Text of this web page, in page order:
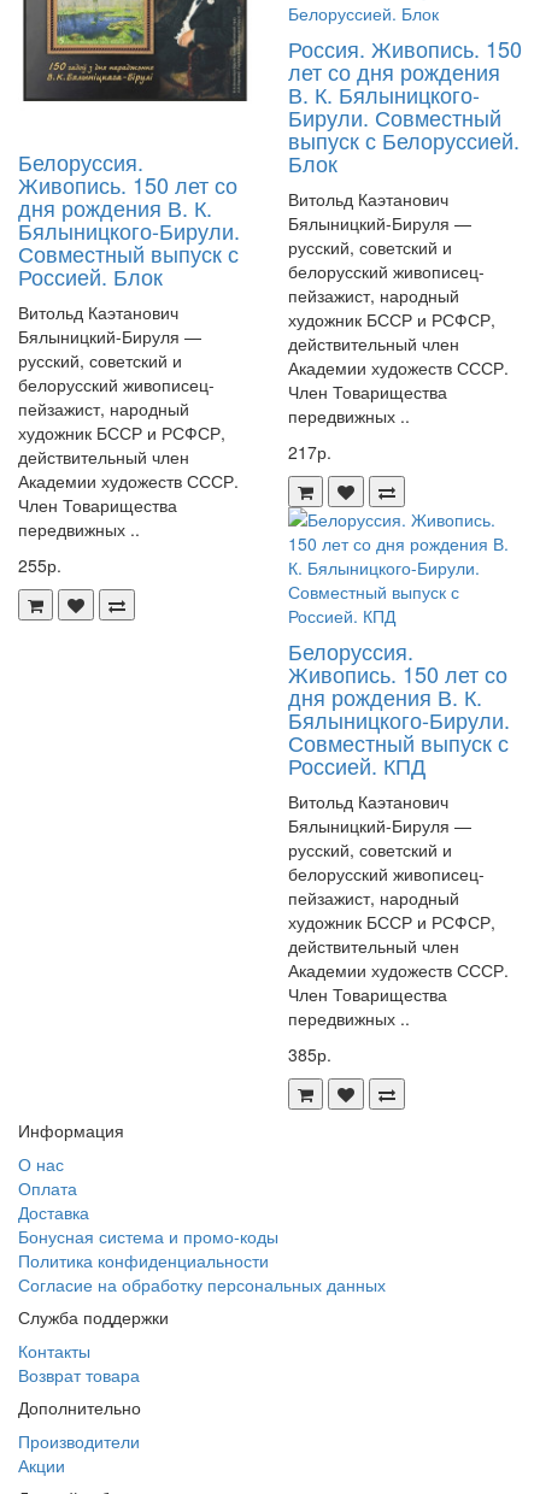
Белоруссия.
Живопись. 150 лет со
дня рождения В. К.
Бялыницкого-Бирули.
Совместный выпуск с
Россией. Блок
Витольд Каэтанович
Бялыницкий-Бируля —
русский, советский и
белорусский живописец-
пейзажист, народный
художник БССР и РСФСР,
действительный член
Академии художеств СССР.
Член Товарищества
передвижных ..
255р.
Россия. Живопись. 150
лет со дня рождения
В. К. Бялыницкого-
Бирули. Совместный
выпуск с Белоруссией.
Блок
Витольд Каэтанович
Бялыницкий-Бируля —
русский, советский и
белорусский живописец-
пейзажист, народный
художник БССР и РСФСР,
действительный член
Академии художеств СССР.
Член Товарищества
передвижных ..
217р.
Белоруссия.
Живопись. 150 лет со
дня рождения В. К.
Бялыницкого-Бирули.
Совместный выпуск с
Россией. КПД
Витольд Каэтанович
Бялыницкий-Бируля —
русский, советский и
белорусский живописец-
пейзажист, народный
художник БССР и РСФСР,
действительный член
Академии художеств СССР.
Член Товарищества
передвижных ..
385р.
Информация
О нас
Оплата
Доставка
Бонусная система и промо-коды
Политика конфиденциальности
Согласие на обработку персональных данных
Служба поддержки
Контакты
Возврат товара
Дополнительно
Производители
Акции